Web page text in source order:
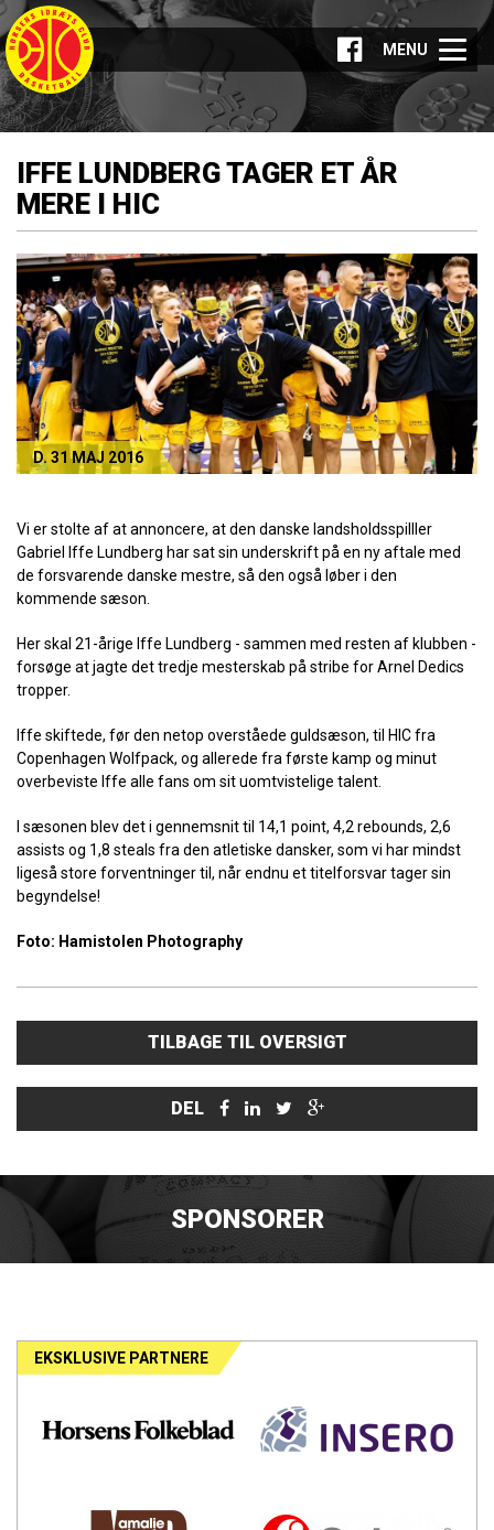
MENU
IFFE LUNDBERG TAGER ET ÅR
MERE I HIC
D. 31 MAJ 2016
Vi er stolte af at annoncere, at den danske landsholdsspilller
Gabriel Iffe Lundberg har sat sin underskrift på en ny aftale med
de forsvarende danske mestre, så den også løber i den
kommende sæson.
Her skal 21-årige Iffe Lundberg - sammen med resten af klubben -
forsøge at jagte det tredje mesterskab på stribe for Arnel Dedics
tropper.
Iffe skiftede, før den netop overståede guldsæson, til HIC fra
Copenhagen Wolfpack, og allerede fra første kamp og minut
overbeviste Iffe alle fans om sit uomtvistelige talent.
I sæsonen blev det i gennemsnit til 14,1 point, 4,2 rebounds, 2,6
assists og 1,8 steals fra den atletiske dansker, som vi har mindst
ligeså store forventninger til, når endnu et titelforsvar tager sin
begyndelse!
Foto: Hamistolen Photography
TILBAGE TIL OVERSIGT
DEL
SPONSORER
EKSKLUSIVE PARTNERE